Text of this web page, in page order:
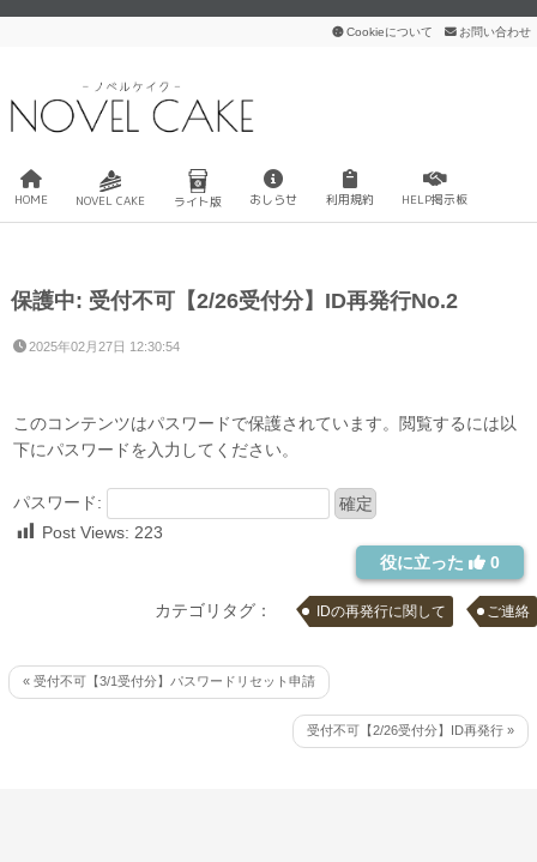
Cookieについて お問い合わせ
HOME NOVEL CAKE ライト版 おしらせ 利用規約 HELP掲示板
保護中: 受付不可【2/26受付分】ID再発行No.2
2025年02月27日 12:30:54
このコンテンツはパスワードで保護されています。閲覧するには以
下にパスワードを入力してください。
パスワード:
Post Views: 223
役に立った
0
カテゴリタグ： IDの再発行に関して ご連絡
« 受付不可【3/1受付分】パスワードリセット申請
受付不可【2/26受付分】ID再発行 »